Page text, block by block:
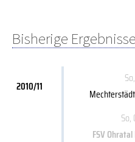
Bisherige Ergebnisse
2010/11
So,
FSV